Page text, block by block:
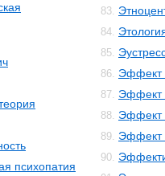
психопатия
83.
84.
85.
86. Эффект
87. Эффект
88. Эффект
89. Эффект
90.